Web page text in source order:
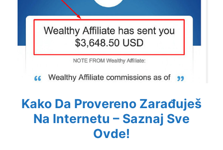
Kako Da Provereno Zarađuješ
Na Internetu – Saznaj Sve
Ovde!